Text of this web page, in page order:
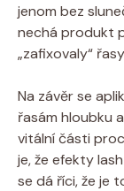
jenom bez
nechá produkt
„zafixovaly“
Na závěr se
řasám hloubku
vitální části
je, že efekty
se dá říci, že je